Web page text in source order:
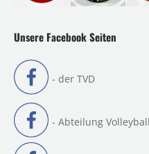
Unsere Facebook Seiten
- der TVD
- Abteilung Volleyball